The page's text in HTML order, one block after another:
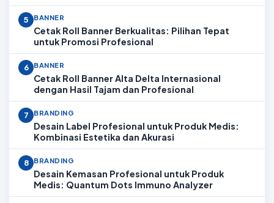
5 BANNER
Cetak Roll Banner Berkualitas: Pilihan Tepat
untuk Promosi Profesional
6 BANNER
Cetak Roll Banner Alta Delta Internasional
dengan Hasil Tajam dan Profesional
7 BRANDING
Desain Label Profesional untuk Produk Medis:
Kombinasi Estetika dan Akurasi
8 BRANDING
Desain Kemasan Profesional untuk Produk
Medis: Quantum Dots Immuno Analyzer